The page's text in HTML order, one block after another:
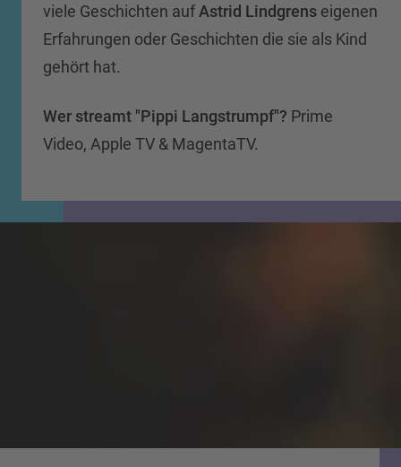
viele Geschichten auf Astrid Lindgrens eigenen
Erfahrungen oder Geschichten die sie als Kind
gehört hat.
Wer streamt "Pippi Langstrumpf"? Prime
Video, Apple TV & MagentaTV.